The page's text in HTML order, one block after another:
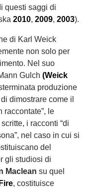
questi saggi di
2010, 2009, 2003).
di Karl Weick
non solo per
Nel suo
Gulch (Weick
produzione
dimostrare come il
raccontate”, le
i racconti “di
nel caso in cui si
del
gli studiosi di
Maclean su quel
, costituisce